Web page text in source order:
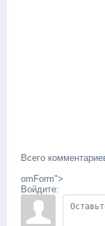
Всего
omForm">
Войдите: